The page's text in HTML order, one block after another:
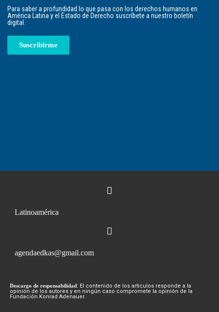
Para saber a profundidad lo que pasa con los derechos humanos en
América Latina y el Estado de Derecho suscríbete a nuestro boletín
digital.
Suscribirme
Latinoamérica
agendaedkas@gmail.com
Descargo de responsabilidad: El contenido de los artículos responde a la
opinión de los autores y en ningún caso compromete la opinión de la
Fundación Konrad Adenauer.